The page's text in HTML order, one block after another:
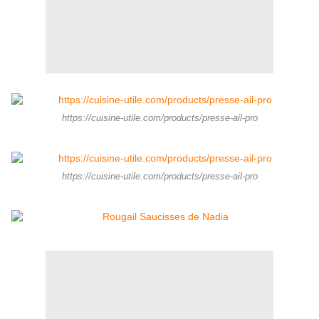
https://cuisine-utile.com/products/presse-ail-pro
https://cuisine-utile.com/products/presse-ail-pro